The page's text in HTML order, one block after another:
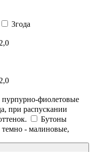
3года
фиолетовые
при распускании
Бутоны
- малиновые,